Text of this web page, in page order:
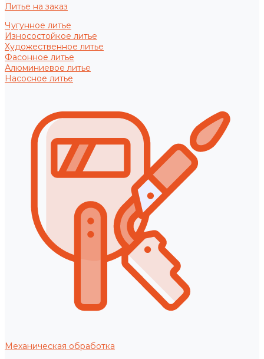
Литье на заказ
Чугунное литье
Износостойкое литье
Художественное литье
Фасонное литье
Алюминиевое литье
Насосное литье
Механическая обработка